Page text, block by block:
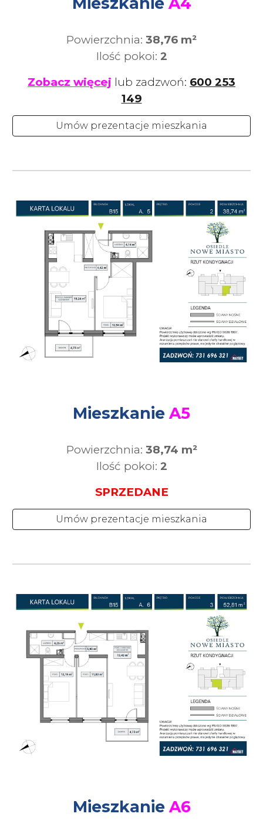
Powierzchnia: 38,76 m²
Ilość pokoi: 2
Zobacz więcej lub zadzwoń: 600 253
149
Umów prezentacje mieszkania
Mieszkanie A5
Powierzchnia: 38,74 m²
Ilość pokoi: 2
SPRZEDANE
Umów prezentacje mieszkania
Mieszkanie A6